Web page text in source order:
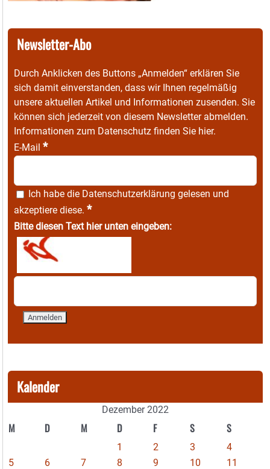
Newsletter-Abo
Durch Anklicken des Buttons „Anmelden“ erklären Sie
sich damit einverstanden, dass wir Ihnen regelmäßig
unsere aktuellen Artikel und Informationen zusenden. Sie
können sich jederzeit von diesem Newsletter abmelden.
Informationen zum Datenschutz finden Sie hier.
E-Mail *
Ich habe die Datenschutzerklärung gelesen und
akzeptiere diese. *
Bitte diesen Text hier unten eingeben:
Kalender
Dezember 2022
M D M D F S S
1 2 3
4
5
6 7 8 9 10
11